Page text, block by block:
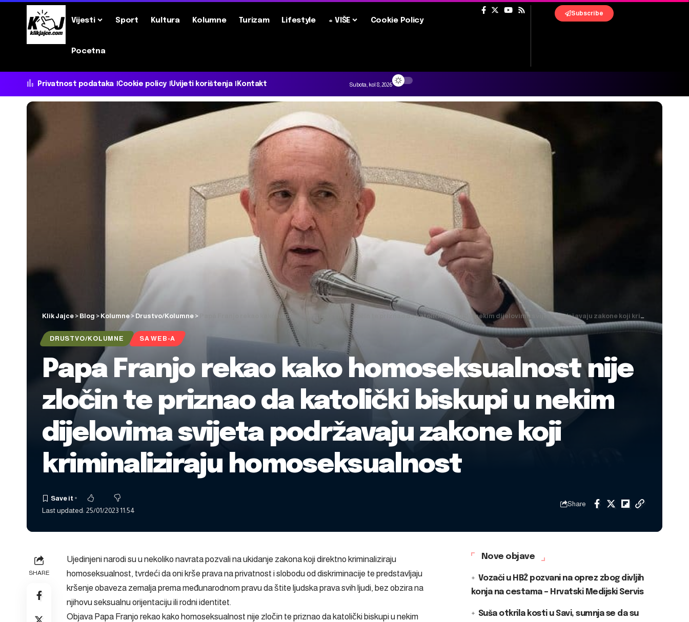
Vijesti Sport Kultura Kolumne Turizam Lifestyle + VIŠE Cookie Policy
Pocetna
Subscribe
Privatnost podataka Cookie policy Uvijeti korištenja Kontakt Subota, kol 8, 2026
Klik Jajce > Blog > Kolumne> Drustvo/Kolumne > Papa Franjo rekao kako homoseksualnost nije zločin te priznao da katolički biskupi u nekim dijelovima svijeta podržavaju zakone koji kriminaliziraju homoseksualnost
DRUSTVO/KOLUMNE SA WEB-A
Papa Franjo rekao kako homoseksualnost nije
zločin te priznao da katolički biskupi u nekim
dijelovima svijeta podržavaju zakone koji
kriminaliziraju homoseksualnost
Last updated: 25/01/2023 11:54
Share
SHARE
Ujedinjeni narodi su u nekoliko navrata pozvali na ukidanje zakona koji direktno kriminaliziraju
homoseksualnost, tvrdeći da oni krše prava na privatnost i slobodu od diskriminacije te predstavljaju
kršenje obaveza zemalja prema međunarodnom pravu da štite ljudska prava svih ljudi, bez obzira na
njihovu seksualnu orijentaciju ili rodni identitet.
Objava Papa Franjo rekao kako homoseksualnost nije zločin te priznao da katolički biskupi u nekim
Nove objave
Vozači u HBŽ pozvani na oprez zbog divljih
konja na cestama – Hrvatski Medijski Servis
Suša otkrila kosti u Savi, sumnja se da su